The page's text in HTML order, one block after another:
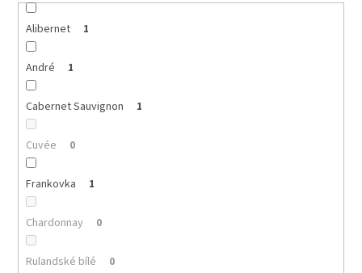
vína
Značky
Alibernet 1
André 1
Cabernet Sauvignon 1
Cuvée 0
Frankovka 1
Chardonnay 0
Rulandské bílé 0